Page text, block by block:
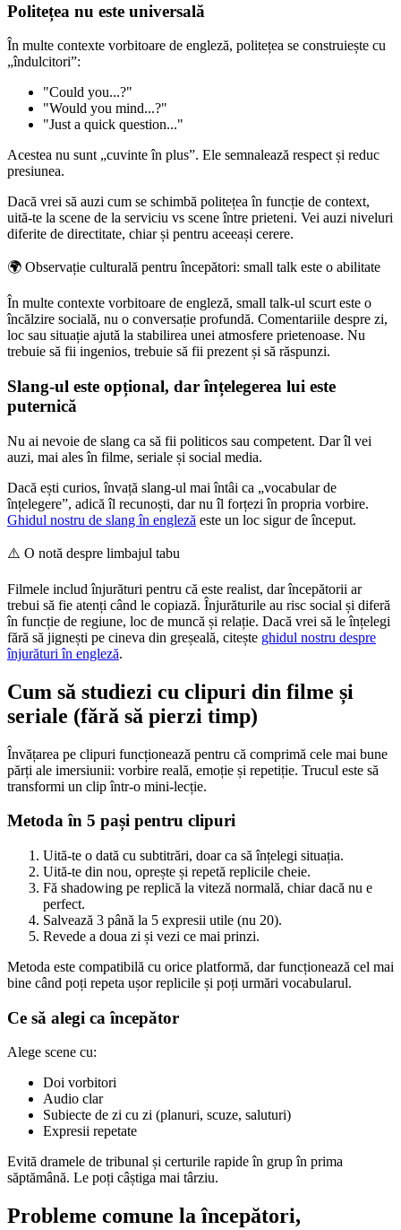
Politețea nu este universală
În multe contexte vorbitoare de engleză, politețea se construiește cu
„îndulcitori”:
"Could you...?"
"Would you mind...?"
"Just a quick question..."
Acestea nu sunt „cuvinte în plus”. Ele semnalează respect și reduc
presiunea.
Dacă vrei să auzi cum se schimbă politețea în funcție de context,
uită-te la scene de la serviciu vs scene între prieteni. Vei auzi niveluri
diferite de directitate, chiar și pentru aceeași cerere.
🌍 Observație culturală pentru începători: small talk este o abilitate
În multe contexte vorbitoare de engleză, small talk-ul scurt este o
încălzire socială, nu o conversație profundă. Comentariile despre zi,
loc sau situație ajută la stabilirea unei atmosfere prietenoase. Nu
trebuie să fii ingenios, trebuie să fii prezent și să răspunzi.
Slang-ul este opțional, dar înțelegerea lui este
puternică
Nu ai nevoie de slang ca să fii politicos sau competent. Dar îl vei
auzi, mai ales în filme, seriale și social media.
Dacă ești curios, învață slang-ul mai întâi ca „vocabular de
înțelegere”, adică îl recunoști, dar nu îl forțezi în propria vorbire.
Ghidul nostru de slang în engleză este un loc sigur de început.
⚠️ O notă despre limbajul tabu
Filmele includ înjurături pentru că este realist, dar începătorii ar
trebui să fie atenți când le copiază. Înjurăturile au risc social și diferă
în funcție de regiune, loc de muncă și relație. Dacă vrei să le înțelegi
fără să jignești pe cineva din greșeală, citește ghidul nostru despre
înjurături în engleză.
Cum să studiezi cu clipuri din filme și
seriale (fără să pierzi timp)
Învățarea pe clipuri funcționează pentru că comprimă cele mai bune
părți ale imersiunii: vorbire reală, emoție și repetiție. Trucul este să
transformi un clip într-o mini-lecție.
Metoda în 5 pași pentru clipuri
Uită-te o dată cu subtitrări, doar ca să înțelegi situația.
Uită-te din nou, oprește și repetă replicile cheie.
Fă shadowing pe replică la viteză normală, chiar dacă nu e
perfect.
Salvează 3 până la 5 expresii utile (nu 20).
Revede a doua zi și vezi ce mai prinzi.
Metoda este compatibilă cu orice platformă, dar funcționează cel mai
bine când poți repeta ușor replicile și poți urmări vocabularul.
Ce să alegi ca începător
Alege scene cu:
Doi vorbitori
Audio clar
Subiecte de zi cu zi (planuri, scuze, saluturi)
Expresii repetate
Evită dramele de tribunal și certurile rapide în grup în prima
săptămână. Le poți câștiga mai târziu.
Probleme comune la începători,